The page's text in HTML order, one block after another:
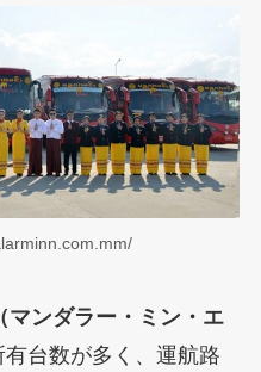
ンダラー・ミン・エ
台数が多く、運航路